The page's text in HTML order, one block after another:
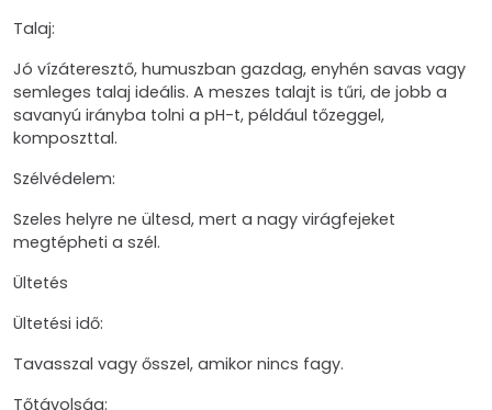
Talaj:
Jó vízáteresztő, humuszban gazdag, enyhén savas vagy
semleges talaj ideális. A meszes talajt is tűri, de jobb a
savanyú irányba tolni a pH-t, például tőzeggel,
komposzttal.
Szélvédelem:
Szeles helyre ne ültesd, mert a nagy virágfejeket
megtépheti a szél.
Ültetés
Ültetési idő:
Tavasszal vagy ősszel, amikor nincs fagy.
Tőtávolság: